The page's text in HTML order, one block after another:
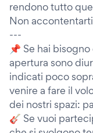
rendono tutto
Non
---
📌 Se hai
apertura sono
indicati poco
venire a fare il
dei nostri spazi:
🎸 Se vuoi